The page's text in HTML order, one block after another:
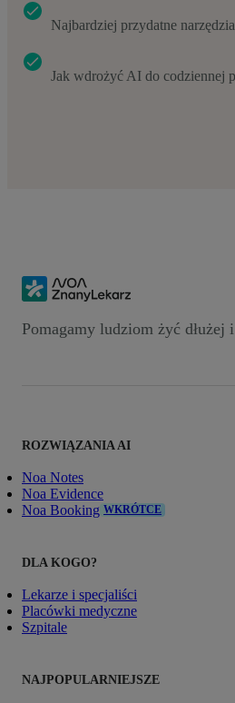
Najbardziej przydatne
Jak wdrożyć AI do codziennej
Pomagamy ludziom żyć dłużej
ROZWIĄZANIA AI
Noa Notes
Noa Evidence
Noa Booking WKRÓTCE
DLA KOGO?
Lekarze i specjaliści
Placówki medyczne
Szpitale
NAJPOPULARNIEJSZE